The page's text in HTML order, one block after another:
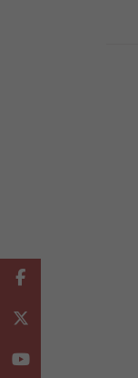
Facebook
Youtube